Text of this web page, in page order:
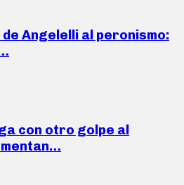
de Angelelli al peronismo:
con otro golpe al